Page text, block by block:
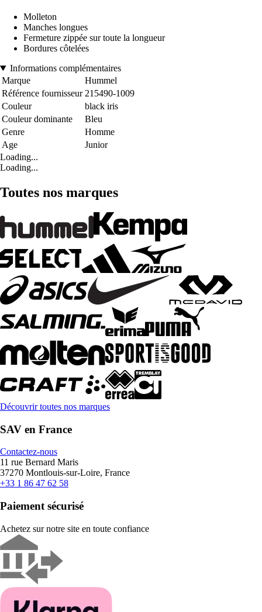
Molleton
Manches longues
Fermeture zippée sur toute la longueur
Bordures côtelées
Informations complémentaires
Marque
Hummel
Référence fournisseur 215490-1009
Couleur
black iris
Couleur dominante
Bleu
Genre
Homme
Age
Junior
Loading...
Loading...
Toutes nos marques
Découvrir toutes nos marques
SAV en France
Contactez-nous
11 rue Bernard Maris
37270 Montlouis-sur-Loire, France
+33 1 86 47 62 58
Paiement sécurisé
Achetez sur notre site en toute confiance